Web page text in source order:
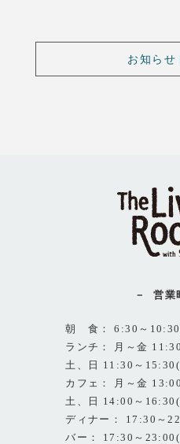
お知らせ
営業
朝 食： 6:30～
ランチ： 月～金
土、日 11:30～
カフェ： 月～金
土、日 14:00～
ディナー： 17:30～
バー： 17:30～